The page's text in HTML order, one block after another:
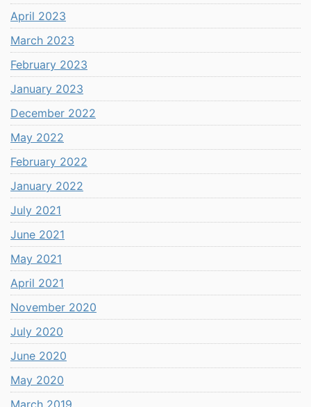
April 2023
March 2023
February 2023
January 2023
December 2022
May 2022
February 2022
January 2022
July 2021
June 2021
May 2021
April 2021
November 2020
July 2020
June 2020
May 2020
March 2019